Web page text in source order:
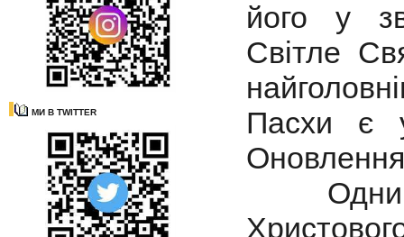
МИ В TWITTER
його у
Світле
Пасхи є
Одним